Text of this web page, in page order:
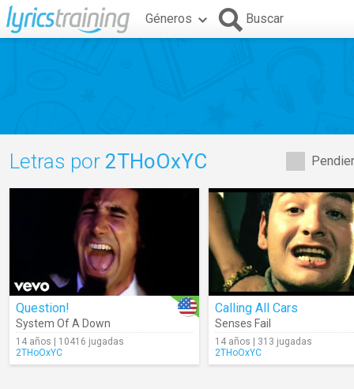
Géneros Buscar
Letras por 2THoOxYC
Question!
System Of A Down
14 años | 10416 jugadas
2THoOxYC
Calling All Cars
Senses Fail
14 años | 313 jugadas
2THoOxYC